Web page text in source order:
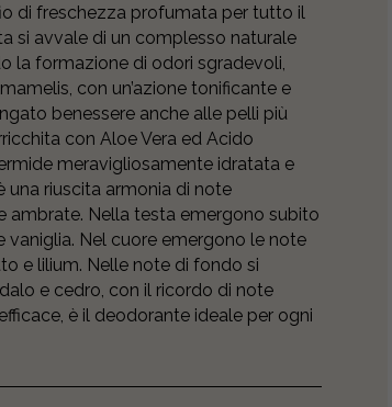
di freschezza profumata per tutto il
si avvale di un complesso naturale
la formazione di odori sgradevoli,
con un’azione tonificante e
benessere anche alle pelli più
con Aloe Vera ed Acido
meravigliosamente idratata e
una riuscita armonia di note
ambrate. Nella testa emergono subito
vaniglia. Nel cuore emergono le note
e lilium. Nelle note di fondo si
e cedro, con il ricordo di note
è il deodorante ideale per ogni